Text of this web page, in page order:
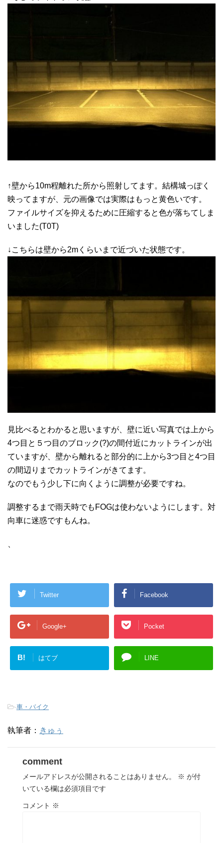
↑壁から10m程離れた所から照射してます。結構城っぽく
映ってますが、元の画像では実際はもっと黄色いです。
ファイルサイズを抑えるために圧縮すると色が落ちてしま
いました(T0T)
↓こちらは壁から2mくらいまで近づいた状態です。
見比べるとわかると思いますが、壁に近い写真では上から
4つ目と５つ目のブロック(?)の間付近にカットラインが出
ていますが、壁から離れると部分的に上から3つ目と4つ目
の間辺りまでカットラインがきてます。
なのでもう少し下に向くように調整が必要ですね。
調整するまで雨天時でもFOGは使わないようにします。対
向車に迷惑ですもんね。
Twitter Facebook
Google+ Pocket
B! はてブ LINE
-車・バイク
執筆者： きゅぅ
comment
メールアドレスが公開されることはありません。 ※ が付
いている欄は必須項目です
コメント ※